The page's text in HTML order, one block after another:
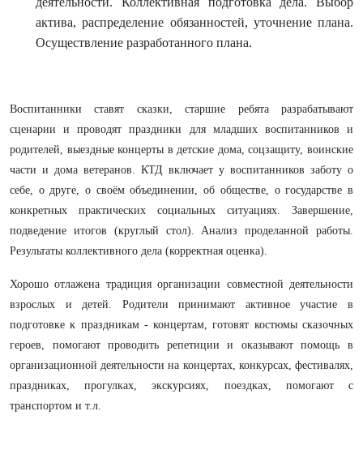
актива, распределение обязанностей, уточнение плана.
Осуществление разработанного плана.
Воспитанники ставят сказки, старшие ребята разрабатывают
сценарии и проводят праздники для младших воспитанников и
родителей, выездные концерты в детские дома, соцзащиту, воинские
части и дома ветеранов. КТД включает у воспитанников заботу о
себе, о друге, о своём объединении, об обществе, о государстве в
конкретных практических социальных ситуациях. Завершение,
подведение итогов (круглый стол). Анализ проделанной работы.
Результаты коллективного дела (корректная оценка).
Хорошо отлажена традиция организации совместной деятельности
взрослых и детей. Родители принимают активное участие в
подготовке к праздникам - концертам, готовят костюмы сказочных
героев, помогают проводить репетиции и оказывают помощь в
организационной деятельности на концертах, конкурсах, фестивалях,
праздниках, прогулках, экскурсиях, поездках, помогают с
транспортом и т.л.